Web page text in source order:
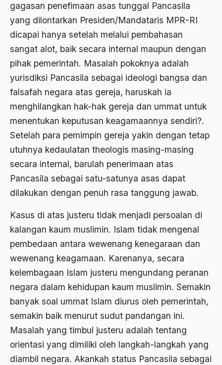
gagasan penefimaan asas tunggal Pancasila
yang dilontarkan Presiden/Mandataris MPR-RI
dicapai hanya setelah melalui pembahasan
sangat alot, baik secara internal maupun dengan
pihak pemerintah. Masalah pokoknya adalah
yurisdiksi Pancasila sebagai ideologi bangsa dan
falsafah negara atas gereja, haruskah ia
menghilangkan hak-hak gereja dan ummat untuk
menentukan keputusan keagamaannya sendiri?.
Setelah para pemimpin gereja yakin dengan tetap
utuhnya kedaulatan theologis masing-masing
secara internal, barulah penerimaan atas
Pancasila sebagai satu-satunya asas dapat
dilakukan dengan penuh rasa tanggung jawab.
Kasus di atas justeru tidak menjadi persoalan di
kalangan kaum muslimin. Islam tidak mengenal
pembedaan antara wewenang kenegaraan dan
wewenang keagamaan. Karenanya, secara
kelembagaan Islam justeru mengundang peranan
negara dalam kehidupan kaum muslimin. Semakin
banyak soal ummat Islam diurus oleh pemerintah,
semakin baik menurut sudut pandangan ini.
Masalah yang timbul justeru adalah tentang
orientasi yang dimiliki oleh langkah-langkah yang
diambil negara. Akankah status Pancasila sebagai
Alumni Sayid Al-Maliki
Alvin W. Gouldner
Amangkurat
Amar Ma'ruf Nahi Munkar
ambisi politik
Ambivalen
ambon
amerika latin
amerika serikat
Amin Iskandar
Amir Syakib Arsalan
Amirn Rais
amrozi
Anak ibrahim
Anatomi
Andi Mallarangeng